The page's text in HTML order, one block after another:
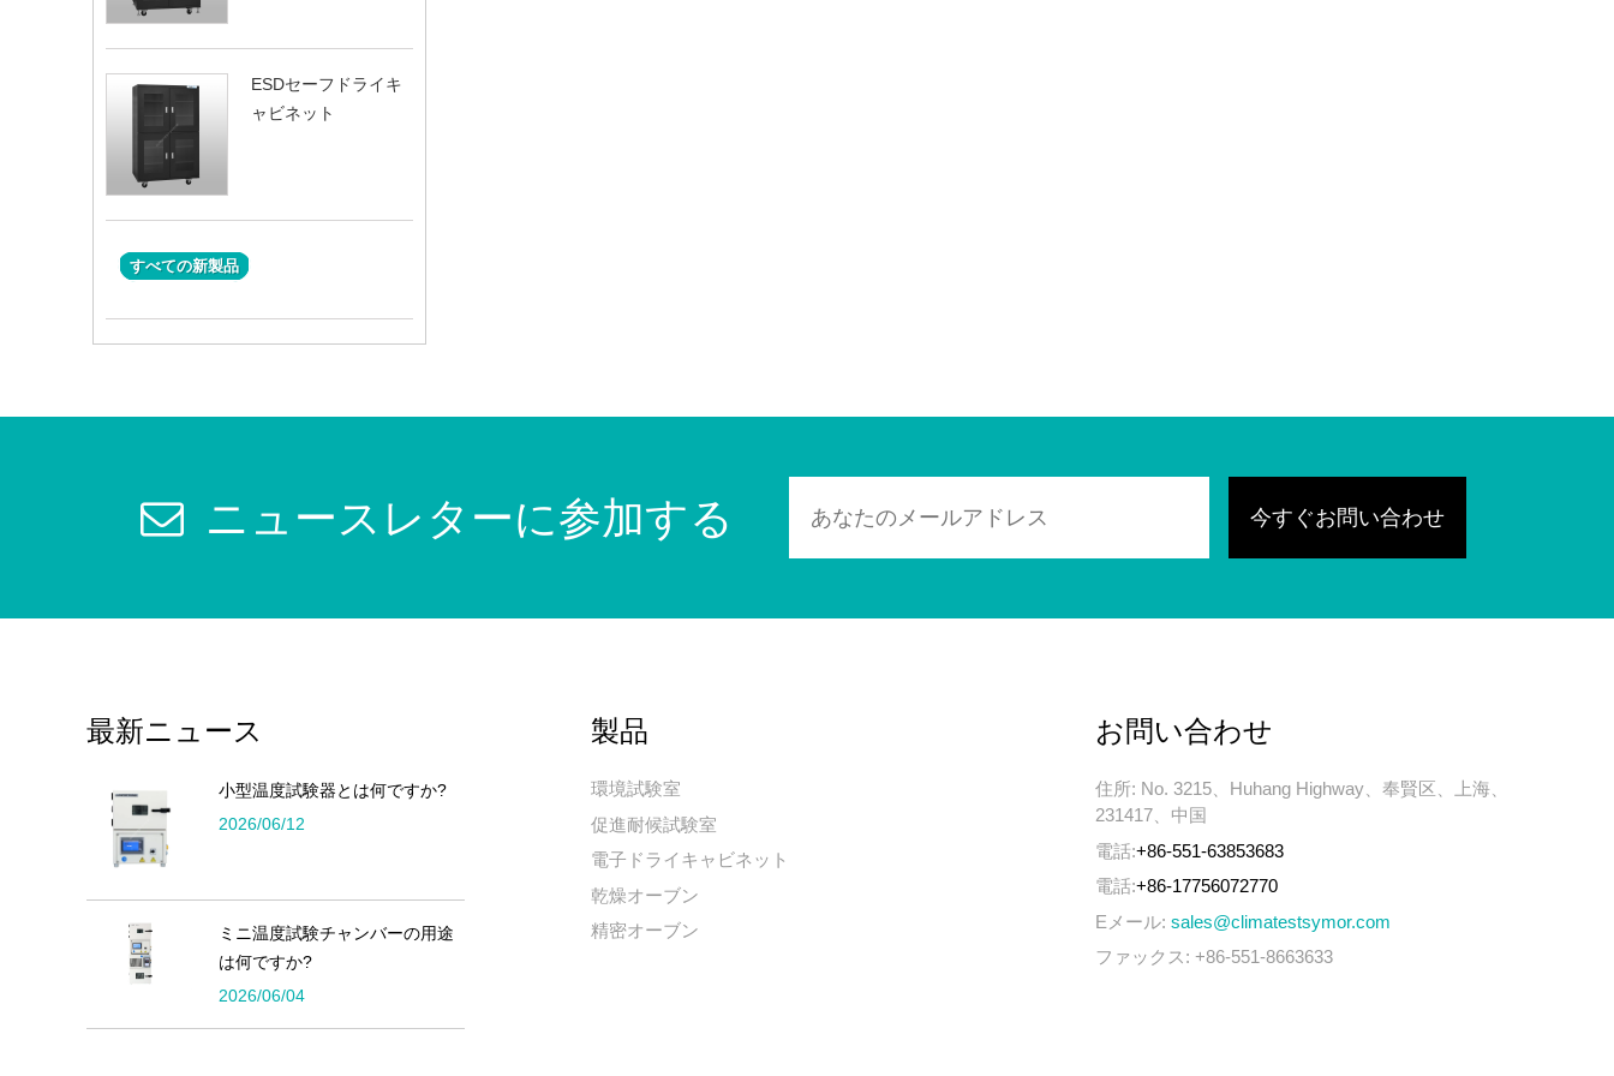
ESDセーフドライキ
ャビネット
すべての新製品
ニュースレターに参加する
最新ニュース
小型温度試験器とは何ですか?
2026/06/12
ミニ温度試験チャンバーの用途
は何ですか?
2026/06/04
製品
環境試験室
促進耐候試験室
電子ドライキャビネット
乾燥オーブン
精密オーブン
お問い合わせ
住所: No. 3215、Huhang Highway、奉賢区、上海、
231417、中国
電話:+86-551-63853683
電話:+86-17756072770
Eメール: sales@climatestsymor.com
ファックス: +86-551-8663633